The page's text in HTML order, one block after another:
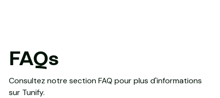
FAQs
Consultez notre section FAQ pour plus d'informations
sur Tunify.